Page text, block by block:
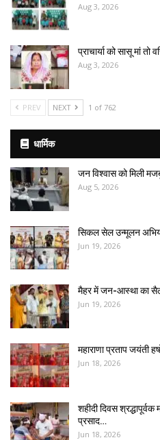
Aug 3, 2026
प्राचार्या को सासू मां तो
Aug 3, 2026
PREV NEXT 1 of 762
धार्मिक
जन विश्वास को मिली
Aug 5, 2026
सिकल सेल उन्मूलन
Jun 19, 2026
मैहर में जन-आस्था का
Jun 19, 2026
महाराणा प्रताप जयंती
Jun 18, 2026
शहीदी दिवस
प्रसाद…
Jun 18, 2026